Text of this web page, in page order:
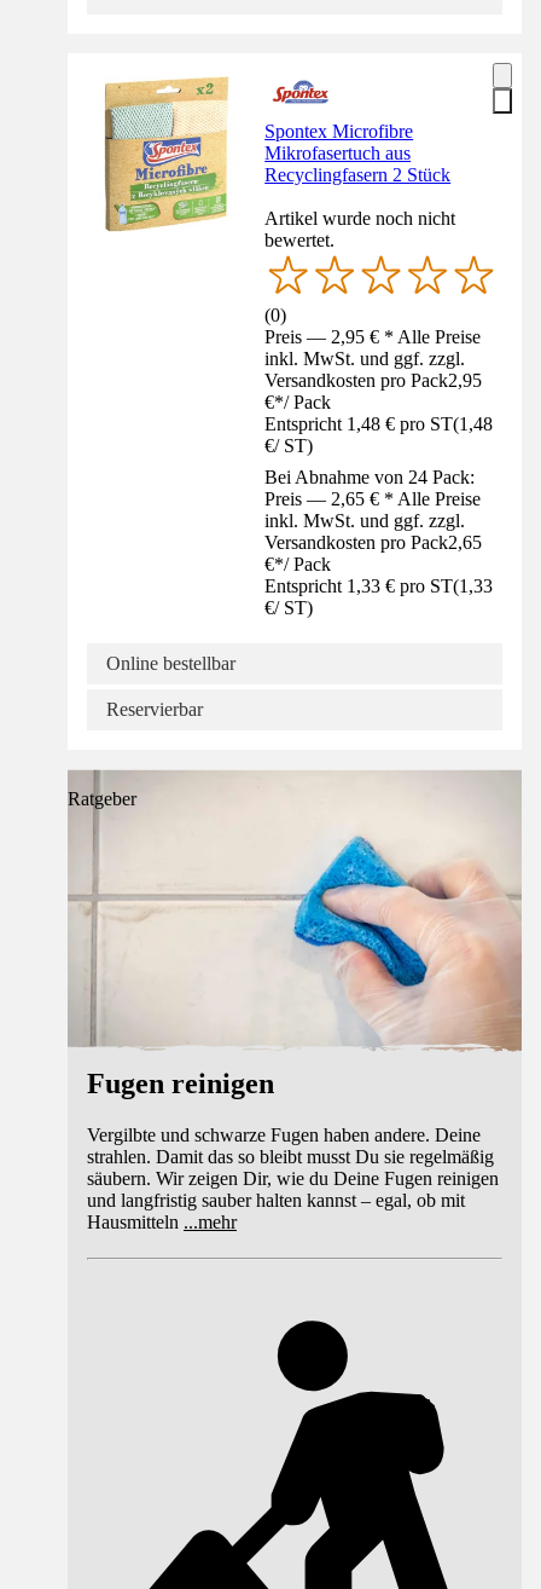
Spontex Microfibre
Mikrofasertuch aus
Recyclingfasern 2 Stück
Artikel wurde noch nicht
bewertet.
(0)
Preis — 2,95 € * Alle Preise
inkl. MwSt. und ggf. zzgl.
Versandkosten pro Pack2,95
€*/ Pack
Entspricht 1,48 € pro ST(1,48
€/ ST)
Bei Abnahme von 24 Pack:
Preis — 2,65 € * Alle Preise
inkl. MwSt. und ggf. zzgl.
Versandkosten pro Pack2,65
€*/ Pack
Entspricht 1,33 € pro ST(1,33
€/ ST)
Online bestellbar
Reservierbar
Ratgeber
Fugen reinigen
Vergilbte und schwarze Fugen haben andere. Deine
strahlen. Damit das so bleibt musst Du sie regelmäßig
säubern. Wir zeigen Dir, wie du Deine Fugen reinigen
und langfristig sauber halten kannst – egal, ob mit
Hausmitteln ...mehr